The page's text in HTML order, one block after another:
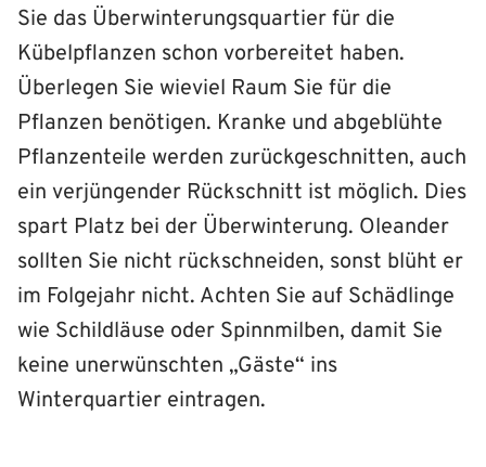
Sie das Überwinterungsquartier für die
Kübelpflanzen schon vorbereitet haben.
Überlegen Sie wieviel Raum Sie für die
Pflanzen benötigen. Kranke und abgeblühte
Pflanzenteile werden zurückgeschnitten, auch
ein verjüngender Rückschnitt ist möglich. Dies
spart Platz bei der Überwinterung. Oleander
sollten Sie nicht rückschneiden, sonst blüht er
im Folgejahr nicht. Achten Sie auf Schädlinge
wie Schildläuse oder Spinnmilben, damit Sie
keine unerwünschten „Gäste“ ins
Winterquartier eintragen.